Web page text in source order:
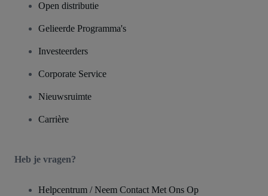
Open distributie
Gelieerde Programma's
Investeerders
Corporate Service
Nieuwsruimte
Carrière
Heb je vragen?
Helpcentrum / Neem Contact Met Ons Op